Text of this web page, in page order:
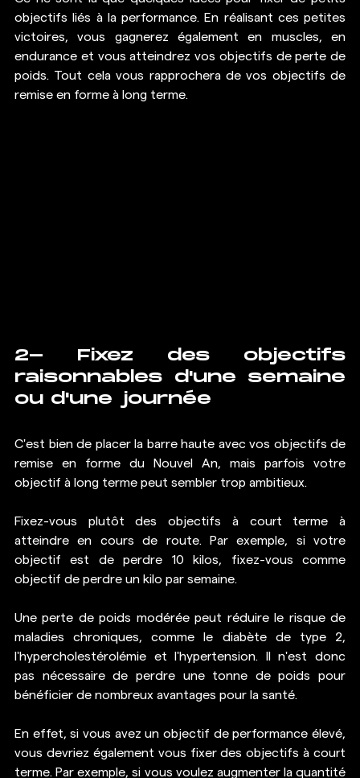
objectifs liés à la performance. En réalisant ces petites
victoires, vous gagnerez également en muscles, en
endurance et vous atteindrez vos objectifs de perte de
poids. Tout cela vous rapprochera de vos objectifs de
remise en forme à long terme.
2- Fixez des objectifs
raisonnables d'une semaine
ou d'une journée
C'est bien de placer la barre haute avec vos objectifs de
remise en forme du Nouvel An, mais parfois votre
objectif à long terme peut sembler trop ambitieux.
Fixez-vous plutôt des objectifs à court terme à
atteindre en cours de route. Par exemple, si votre
objectif est de perdre 10 kilos, fixez-vous comme
objectif de perdre un kilo par semaine.
Une perte de poids modérée peut réduire le risque de
maladies chroniques, comme le diabète de type 2,
l'hypercholestérolémie et l'hypertension. Il n'est donc
pas nécessaire de perdre une tonne de poids pour
bénéficier de nombreux avantages pour la santé.
En effet, si vous avez un objectif de performance élevé,
vous devriez également vous fixer des objectifs à court
terme. Par exemple, si vous voulez augmenter la quantité